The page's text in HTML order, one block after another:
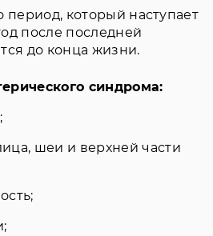
период, который наступает
после последней
до конца жизни.
синдрома:
шеи и верхней части